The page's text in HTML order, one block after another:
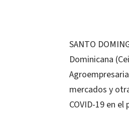
SANTO
Dominicana
mercados y
COVID-19 en el